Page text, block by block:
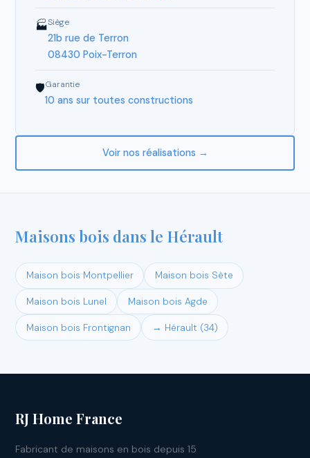
🏭Siège
21b rue de Terron
08430 Poix-Terron
🛡Garantie
10 ans sur toutes constructions
Voir nos réalisations →
Maisons bois dans le Hérault
Maison bois Montpellier Maison bois Sète
Maison bois Lunel Maison bois Agde
Maison bois Frontignan → Hérault (34)
RJ Home France
Fabricant de maisons en bois depuis 15